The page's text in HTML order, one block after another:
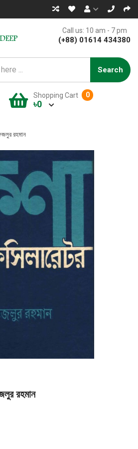
Call us: 10 am - 7 pm
(+88) 01614 434380
Search
0
Shopping Cart
৳0
রহমান
রহমান